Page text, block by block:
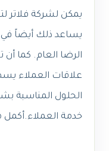
يمكن لشركة فلاتر
يساعد ذلك أيضاً
الرضا العام. كما أن
علاقات العملاء
الحلول المناسبة
خدمة